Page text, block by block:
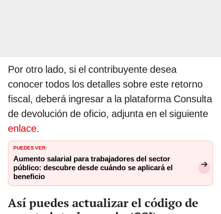
Por otro lado, si el contribuyente desea
conocer todos los detalles sobre este retorno
fiscal, deberá ingresar a la plataforma Consulta
de devolución de oficio, adjunta en el siguiente
enlace.
PUEDES VER:
Aumento salarial para trabajadores del sector
público: descubre desde cuándo se aplicará el
beneficio
Así puedes actualizar el código de